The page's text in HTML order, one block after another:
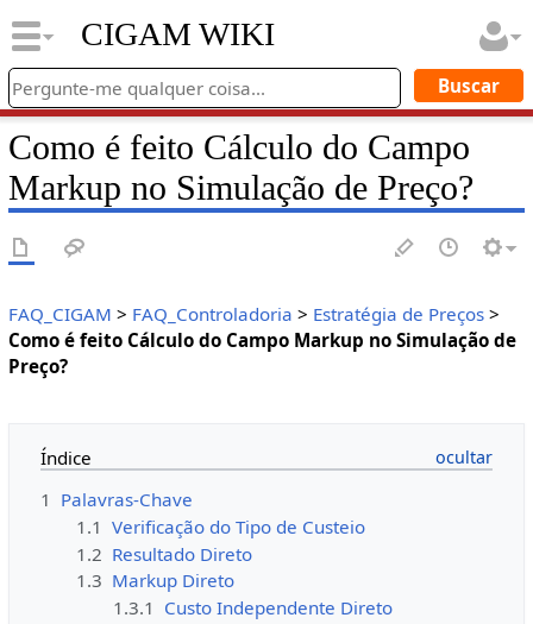
CIGAM WIKI
Como é feito Cálculo do Campo
Markup no Simulação de Preço?
FAQ_CIGAM > FAQ_Controladoria > Estratégia de Preços>
Como é feito Cálculo do Campo Markup no Simulação de
Preço?
Índice
1 Palavras-Chave
1.1 Verificação do Tipo de Custeio
1.2 Resultado Direto
1.3 Markup Direto
1.3.1 Custo Independente Direto